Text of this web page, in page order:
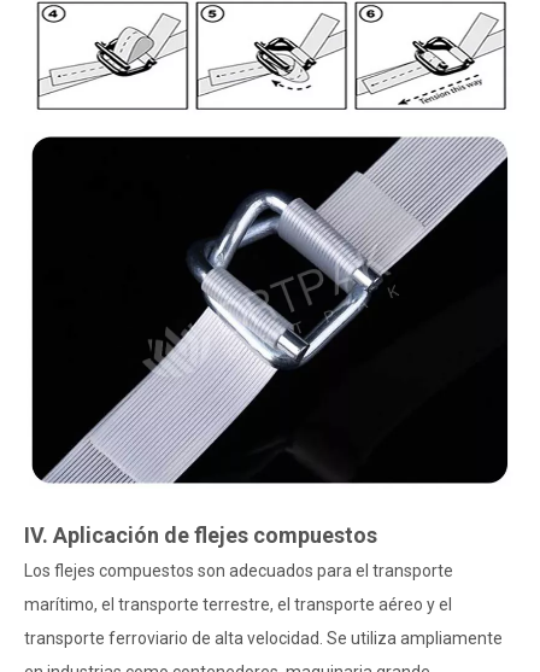
IV. Aplicación de flejes compuestos
Los flejes compuestos son adecuados para el transporte
marítimo, el transporte terrestre, el transporte aéreo y el
transporte ferroviario de alta velocidad. Se utiliza ampliamente